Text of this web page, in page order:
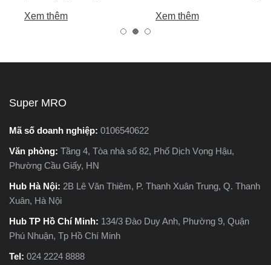
nhiên, trên thị trường hiện
nay có hai dòng phổ biến là
bài viết này, Super MRO sẽ
giúp bạn hiểu rõ sự khác
điểm và tư vấn chọn lựa
loại máy phù hợp nhất với
nhu cầu sử dụng thực tế.
Xem thêm
tốt, bền, hoạt động ổn định,
tránh hàng giả, hàng kém
Xem thêm
Super MRO
Mã số doanh nghiệp: 0106540622
Văn phòng: Tầng 4, Tòa nhà số 82, Phố Dịch Vọng Hậu,
Phường Cầu Giấy, HN
Hub Hà Nội: 2B Lê Văn Thiêm, P. Thanh Xuân Trung, Q. Thanh
Xuân, Hà Nội
Hub TP Hồ Chí Minh: 134/3 Đào Duy Anh, Phường 9, Quận
Phú Nhuận, Tp Hồ Chí Minh
Tel: 024 2224 8888